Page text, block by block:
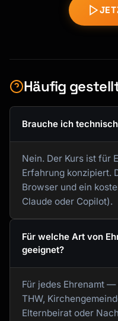
Häufig
Brauche ich
Nein. Der Kurs ist für
Erfahrung konzipiert.
Browser und ein
Claude oder Copilot).
Für welche Art von
geeignet?
Für jedes Ehrenamt
THW,
Elternbeirat oder